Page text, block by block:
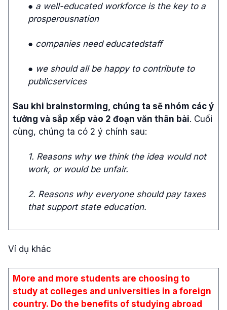
● a well-educated workforce is the key to a
prosperousnation
● companies need educatedstaff
● we should all be happy to contribute to
publicservices
Sau khi brainstorming, chúng ta sẽ nhóm các ý
tưởng và sắp xếp vào 2 đoạn văn thân bài. Cuối
cùng, chúng ta có 2 ý chính sau:
1. Reasons why we think the idea would not
work, or would be unfair.
2. Reasons why everyone should pay taxes
that support state education.
Ví dụ khác
More and more students are choosing to
study at colleges and universities in a foreign
country. Do the benefits of studying abroad